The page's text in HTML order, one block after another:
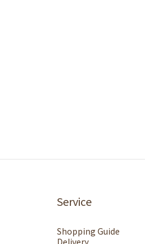
Service
Shopping Guide
Delivery